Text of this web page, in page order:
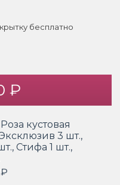
бесплатно
₽
кустовая
3 шт.,
Стифа 1 шт.,